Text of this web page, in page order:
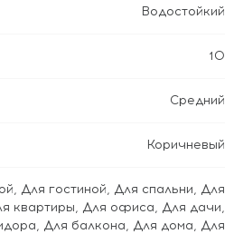
Водостойкий
10
Средний
Коричневый
, Для гостиной, Для спальни, Для
квартиры, Для офиса, Для дачи,
, Для балкона, Для дома, Для